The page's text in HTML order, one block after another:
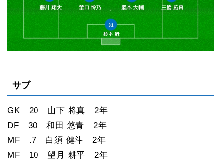
サブ
GK 20 山下 将真 2年
DF 30 和田 悠青 2年
MF .7 白須 健斗 2年
MF 10 望月 耕平 2年